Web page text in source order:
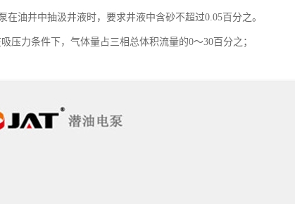
油井中抽汲井液时，要求井液中含砂不超过0.05百分之。
压力条件下，气体量占三相总体积流量的0～30百分之；